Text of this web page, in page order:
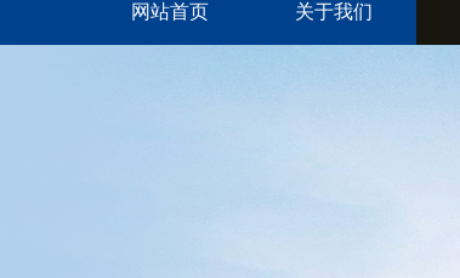
网站首页 关于我们